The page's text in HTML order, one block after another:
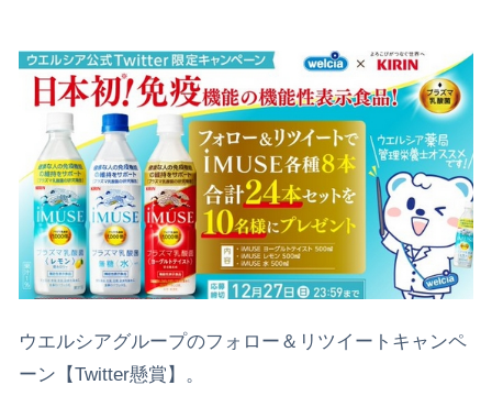
ウエルシアグループのフォロー＆リツイートキャンペ
ーン【Twitter懸賞】。